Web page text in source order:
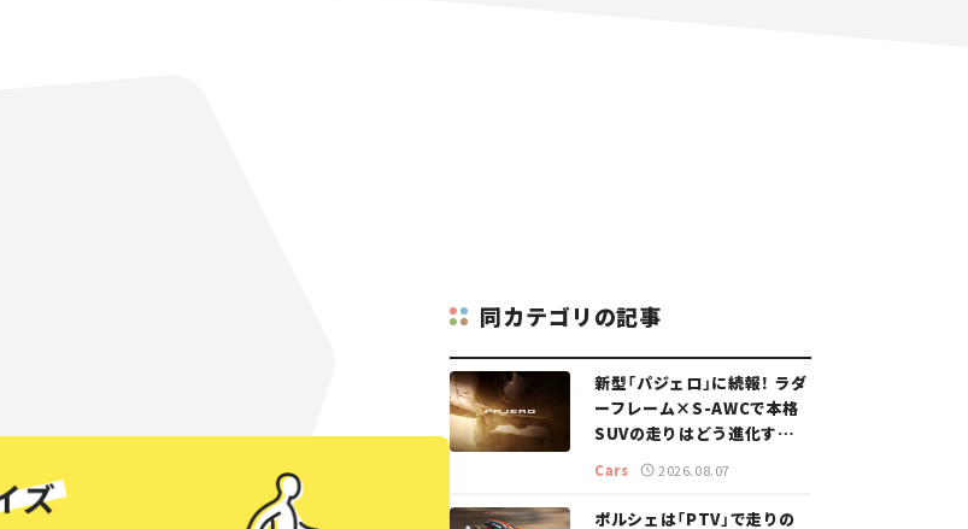
同カテゴリの記事
新型「パジェロ」に続報！ ラダ
ーフレーム×S-AWCで本格
SUVの走りはどう進化する？
【新車ニュース】
Cars 2026.08.07
ポルシェは「PTV」で走りの